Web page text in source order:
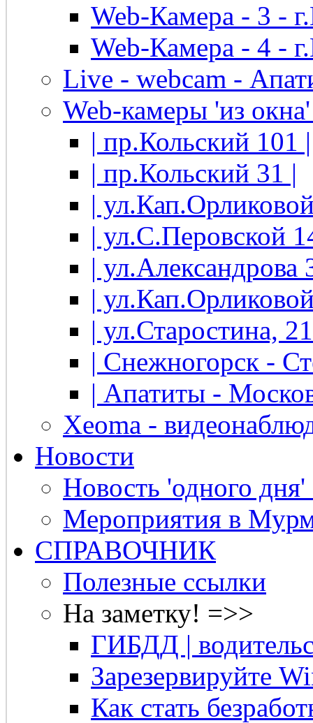
Web-Камера - 3 -
Web-Камера - 4 -
Live - webcam -
Web-камеры 'из
| пр.Кольский 101 |
| пр.Кольский 31 |
|
| ул.С.Перовской
| ул.Александрова
|
| ул.Старостина,
| Снежногорск -
| Апатиты -
Xeoma -
Новости
Новость 'одного
Мероприятия в
СПРАВОЧНИК
Полезные ссылки
На заметку! =>>
ГИБДД |
Зарезервируйте
Как стать